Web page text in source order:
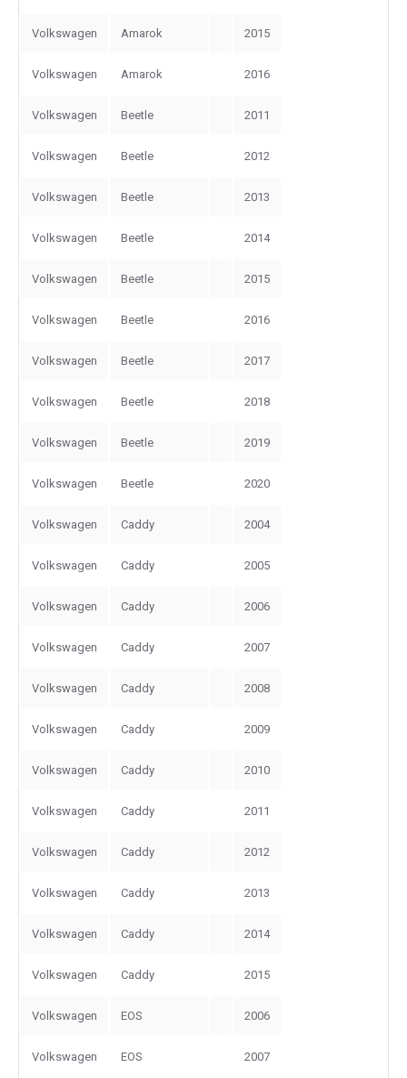
Volkswagen Amarok 2015
Volkswagen Amarok 2016
Volkswagen Beetle 2011
Volkswagen Beetle 2012
Volkswagen Beetle 2013
Volkswagen Beetle 2014
Volkswagen Beetle 2015
Volkswagen Beetle 2016
Volkswagen Beetle 2017
Volkswagen Beetle 2018
Volkswagen Beetle 2019
Volkswagen Beetle 2020
Volkswagen Caddy 2004
Volkswagen Caddy 2005
Volkswagen Caddy 2006
Volkswagen Caddy 2007
Volkswagen Caddy 2008
Volkswagen Caddy 2009
Volkswagen Caddy 2010
Volkswagen Caddy 2011
Volkswagen Caddy 2012
Volkswagen Caddy 2013
Volkswagen Caddy 2014
Volkswagen Caddy 2015
Volkswagen EOS 2006
Volkswagen EOS 2007